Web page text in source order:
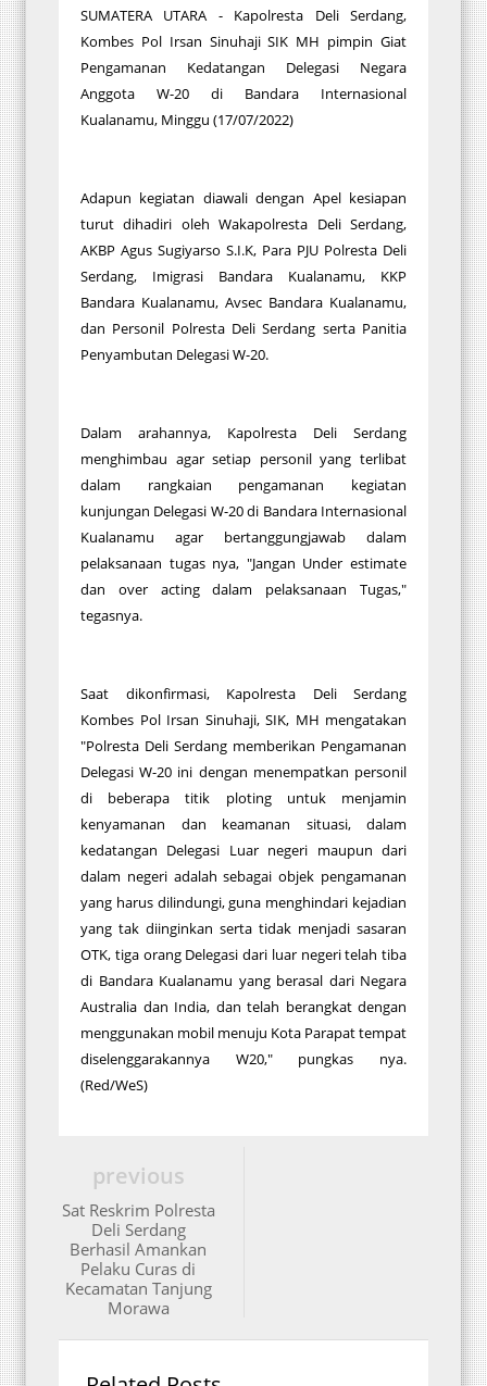
SUMATERA UTARA - Kapolresta Deli Serdang,
Kombes Pol Irsan Sinuhaji SIK MH pimpin Giat
Pengamanan Kedatangan Delegasi Negara
Anggota W-20 di Bandara Internasional
Kualanamu, Minggu (17/07/2022)
Adapun kegiatan diawali dengan Apel kesiapan
turut dihadiri oleh Wakapolresta Deli Serdang,
AKBP Agus Sugiyarso S.I.K, Para PJU Polresta Deli
Serdang, Imigrasi Bandara Kualanamu, KKP
Bandara Kualanamu, Avsec Bandara Kualanamu,
dan Personil Polresta Deli Serdang serta Panitia
Penyambutan Delegasi W-20.
Dalam arahannya, Kapolresta Deli Serdang
menghimbau agar setiap personil yang terlibat
dalam rangkaian pengamanan kegiatan
kunjungan Delegasi W-20 di Bandara Internasional
Kualanamu agar bertanggungjawab dalam
pelaksanaan tugas nya, "Jangan Under estimate
dan over acting dalam pelaksanaan Tugas,"
tegasnya.
Saat dikonfirmasi, Kapolresta Deli Serdang
Kombes Pol Irsan Sinuhaji, SIK, MH mengatakan
"Polresta Deli Serdang memberikan Pengamanan
Delegasi W-20 ini dengan menempatkan personil
di beberapa titik ploting untuk menjamin
kenyamanan dan keamanan situasi, dalam
kedatangan Delegasi Luar negeri maupun dari
dalam negeri adalah sebagai objek pengamanan
yang harus dilindungi, guna menghindari kejadian
yang tak diinginkan serta tidak menjadi sasaran
OTK, tiga orang Delegasi dari luar negeri telah tiba
di Bandara Kualanamu yang berasal dari Negara
Australia dan India, dan telah berangkat dengan
menggunakan mobil menuju Kota Parapat tempat
diselenggarakannya W20," pungkas nya.
(Red/WeS)
previous
Sat Reskrim Polresta
Deli Serdang
Berhasil Amankan
Pelaku Curas di
Kecamatan Tanjung
Morawa